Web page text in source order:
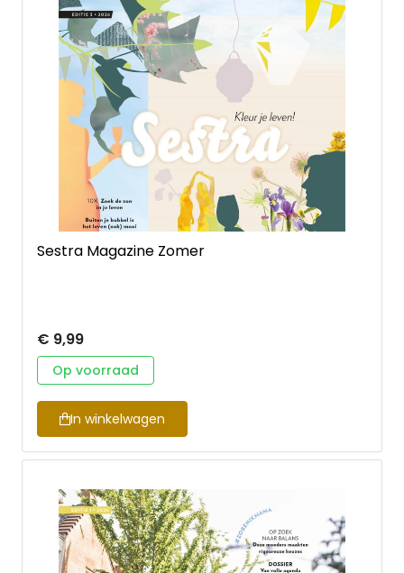
Bijbelkring of naar een vriendin • laagdrempelig én
verdiepend – geschikt voor verschillende
geloofsniveaus • creëert ruimte voor openheid,
kwetsbaarheid en geloofsgroei
Sestra Magazine Zomer
€ 9,99
Op voorraad
In winkelwagen